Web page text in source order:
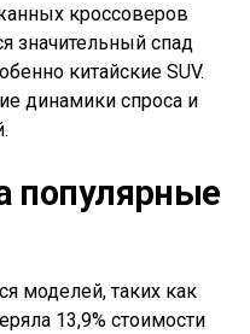
кроссоверов
значительный спад
китайские SUV.
динамики спроса и
популярные
моделей, таких как
13,9% стоимости